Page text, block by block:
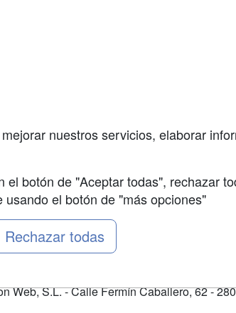
Web, S.L. - Calle Fermín Caballero, 62 -
nuestros servicios, elaborar
botón de "Aceptar todas", rechazar
el botón de "más opciones"
Rechazar todas